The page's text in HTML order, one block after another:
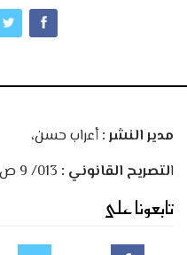
مدير النشر :أعراب حسن،
التصريح القانوني :
تابعونا على